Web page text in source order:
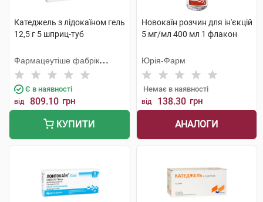
Катеджель з лідокаїном гель
12,5 г 5 шприц-туб
Фармацеутіше фабрік
Монтавіт
Є в наявності
від 809.10 грн
КУПИТИ
Новокаїн розчин для ін'єкцій
5 мг/мл 400 мл 1 флакон
Юрія-Фарм
Немає в наявності
від 138.30 грн
АНАЛОГИ